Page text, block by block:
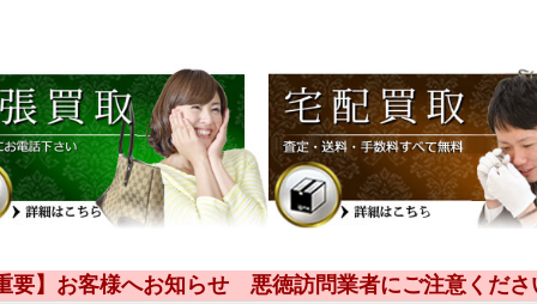
要】お客様へお知らせ 悪徳訪問業者にご注意くださ